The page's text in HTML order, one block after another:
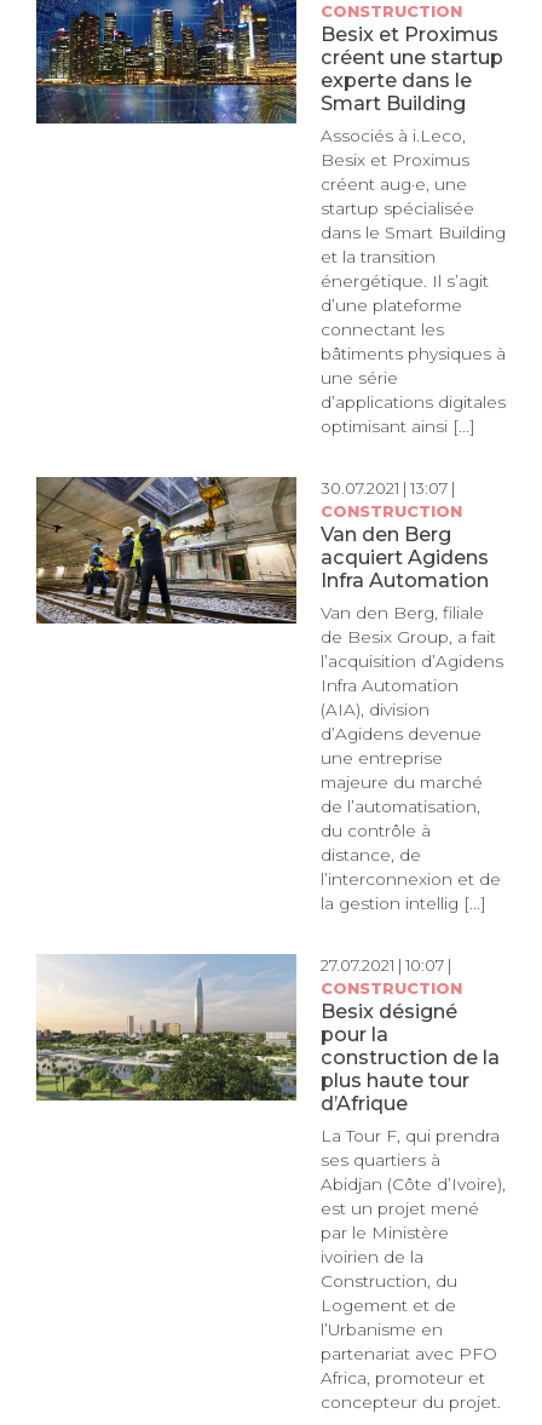
CONSTRUCTION
Besix et Proximus
créent une startup
experte dans le
Smart Building
Associés à i.Leco,
Besix et Proximus
créent aug·e, une
startup spécialisée
dans le Smart Building
et la transition
énergétique. Il s’agit
d’une plateforme
connectant les
bâtiments physiques à
une série
d’applications digitales
optimisant ainsi [...]
30.07.2021 | 13:07 |
CONSTRUCTION
Van den Berg
acquiert Agidens
Infra Automation
Van den Berg, filiale
de Besix Group, a fait
l’acquisition d’Agidens
Infra Automation
(AIA), division
d’Agidens devenue
une entreprise
majeure du marché
de l’automatisation,
du contrôle à
distance, de
l’interconnexion et de
la gestion intellig [...]
27.07.2021 | 10:07 |
CONSTRUCTION
Besix désigné
pour la
construction de la
plus haute tour
d’Afrique
La Tour F, qui prendra
ses quartiers à
Abidjan (Côte d’Ivoire),
est un projet mené
par le Ministère
ivoirien de la
Construction, du
Logement et de
l’Urbanisme en
partenariat avec PFO
Africa, promoteur et
concepteur du projet.